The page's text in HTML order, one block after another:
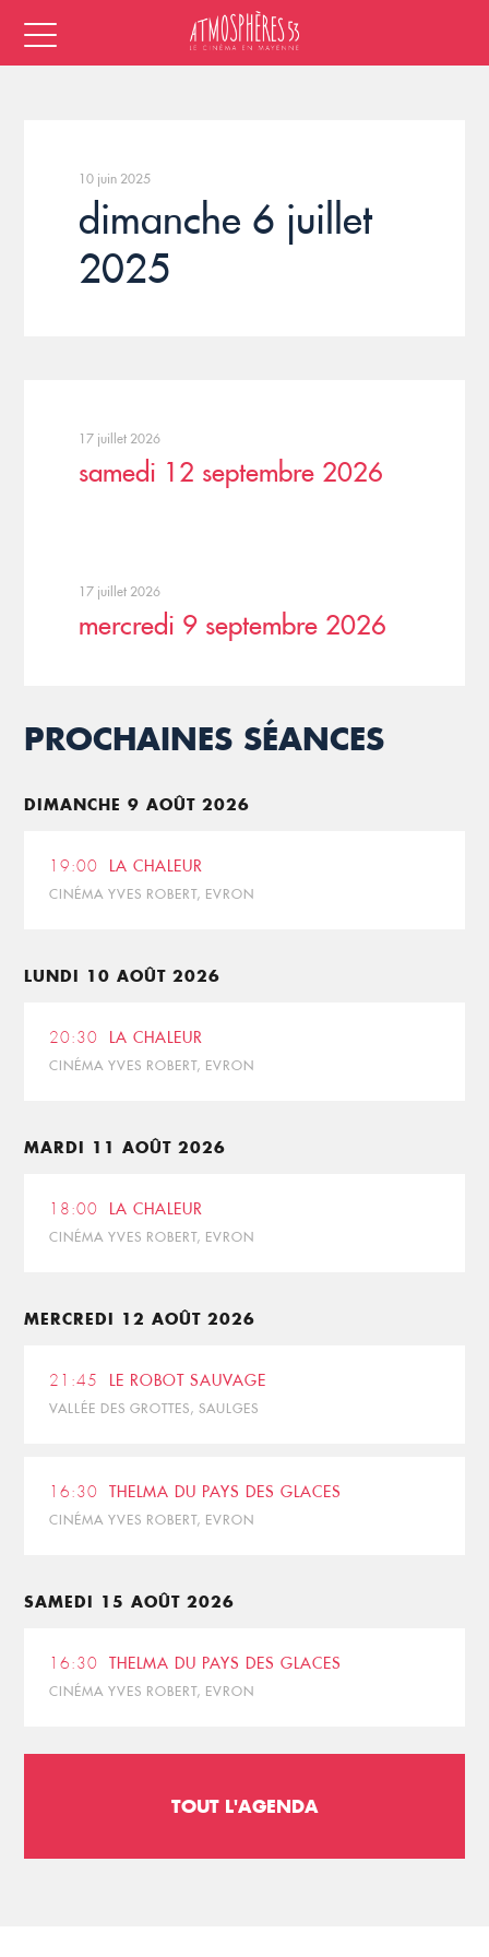
10 juin 2025
dimanche 6 juillet
2025
17 juillet 2026
samedi 12 septembre 2026
17 juillet 2026
mercredi 9 septembre 2026
PROCHAINES SÉANCES
DIMANCHE 9 AOÛT 2026
19:00 LA CHALEUR
CINÉMA YVES ROBERT, EVRON
LUNDI 10 AOÛT 2026
20:30 LA CHALEUR
CINÉMA YVES ROBERT, EVRON
MARDI 11 AOÛT 2026
18:00 LA CHALEUR
CINÉMA YVES ROBERT, EVRON
MERCREDI 12 AOÛT 2026
21:45 LE ROBOT SAUVAGE
VALLÉE DES GROTTES, SAULGES
16:30 THELMA DU PAYS DES GLACES
CINÉMA YVES ROBERT, EVRON
SAMEDI 15 AOÛT 2026
16:30 THELMA DU PAYS DES GLACES
CINÉMA YVES ROBERT, EVRON
TOUT L'AGENDA